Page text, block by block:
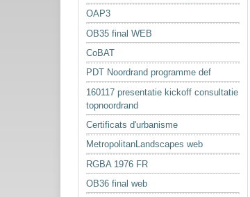
OAP3
OB35 final WEB
CoBAT
PDT Noordrand programme def
160117 presentatie kickoff consultatie
topnoordrand
Certificats d'urbanisme
MetropolitanLandscapes web
RGBA 1976 FR
OB36 final web